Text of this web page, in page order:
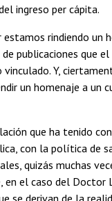
ingreso per cápita.
rindiendo un
publicaciones que
Y,
un homenaje a un
que ha tenido
con la política de
quizás muchas
el caso del Doctor
se derivan de la